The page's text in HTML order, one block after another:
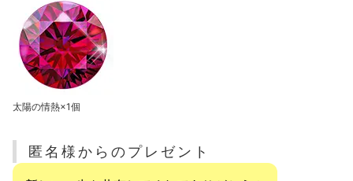
太陽の情熱×1個
匿名様からのプレゼント